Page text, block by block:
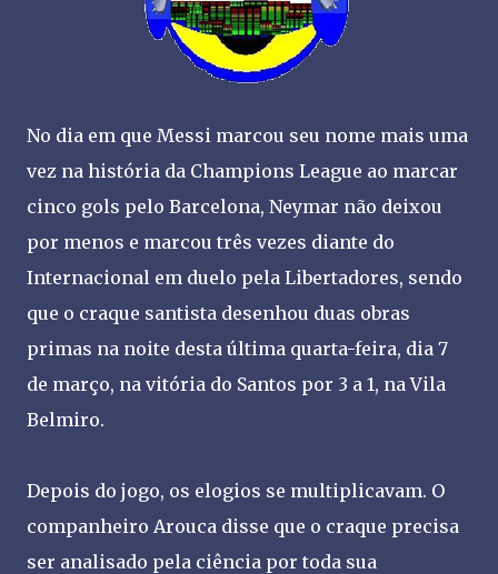
No dia em que Messi marcou seu nome mais uma
vez na história da Champions League ao marcar
cinco gols pelo Barcelona, Neymar não deixou
por menos e marcou três vezes diante do
Internacional em duelo pela Libertadores, sendo
que o craque santista desenhou duas obras
primas na noite desta última quarta-feira, dia 7
de março, na vitória do Santos por 3 a 1, na Vila
Belmiro.
Depois do jogo, os elogios se multiplicavam. O
companheiro Arouca disse que o craque precisa
ser analisado pela ciência por toda sua